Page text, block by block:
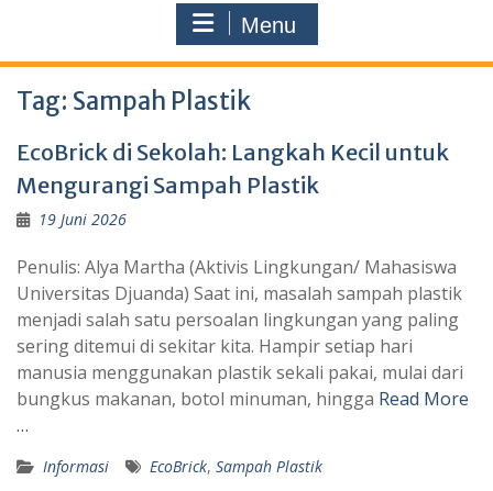
Menu
Tag: Sampah Plastik
EcoBrick di Sekolah: Langkah Kecil untuk
Mengurangi Sampah Plastik
19 Juni 2026
Penulis: Alya Martha (Aktivis Lingkungan/ Mahasiswa
Universitas Djuanda) Saat ini, masalah sampah plastik
menjadi salah satu persoalan lingkungan yang paling
sering ditemui di sekitar kita. Hampir setiap hari
manusia menggunakan plastik sekali pakai, mulai dari
bungkus makanan, botol minuman, hingga Read More
…
Informasi EcoBrick, Sampah Plastik